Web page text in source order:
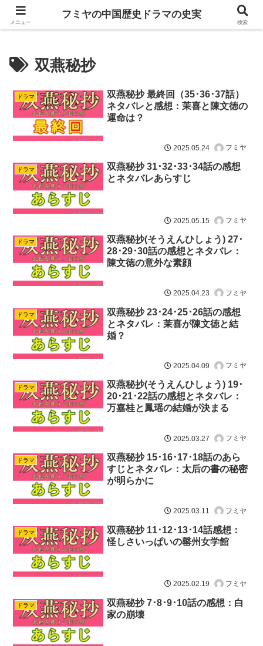
ドラマは歴史を知るともっと面白い！
双燕秘抄
ドラマ
双燕秘抄 最終回（35･36･37話）
ネタバレと感想：茉喜と陳文徳の
運命は？
2025.05.24 フミヤ
ドラマ
双燕秘抄 31･32･33･34話の感想
とネタバレあらすじ
2025.05.15 フミヤ
ドラマ
双燕秘抄(そうえんひしょう) 27･
28･29･30話の感想とネタバレ：
陳文徳の意外な素顔
2025.04.23 フミヤ
ドラマ
双燕秘抄 23･24･25･26話の感想
とネタバレ：茉喜が陳文徳と結
婚？
2025.04.09 フミヤ
ドラマ
双燕秘抄(そうえんひしょう) 19･
20･21･22話の感想とネタバレ：
万嘉桂と鳳瑶の結婚が決まる
2025.03.27 フミヤ
ドラマ
双燕秘抄 15･16･17･18話のあら
すじとネタバレ：太后の書の秘密
が明らかに
2025.03.11 フミヤ
ドラマ
双燕秘抄 11･12･13･14話感想：
怪しさいっぱいの罄州女学館
2025.02.19 フミヤ
ドラマ
双燕秘抄 7･8･9･10話の感想：白
家の崩壊
メニュー
フミヤの中国歴史ドラマの史実
検索